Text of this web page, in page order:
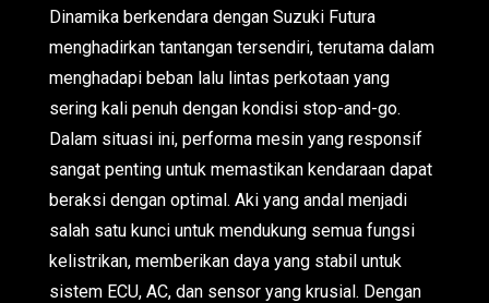
Dinamika berkendara dengan Suzuki Futura
menghadirkan tantangan tersendiri, terutama dalam
menghadapi beban lalu lintas perkotaan yang
sering kali penuh dengan kondisi stop-and-go.
Dalam situasi ini, performa mesin yang responsif
sangat penting untuk memastikan kendaraan dapat
beraksi dengan optimal. Aki yang andal menjadi
salah satu kunci untuk mendukung semua fungsi
kelistrikan, memberikan daya yang stabil untuk
sistem ECU, AC, dan sensor yang krusial. Dengan